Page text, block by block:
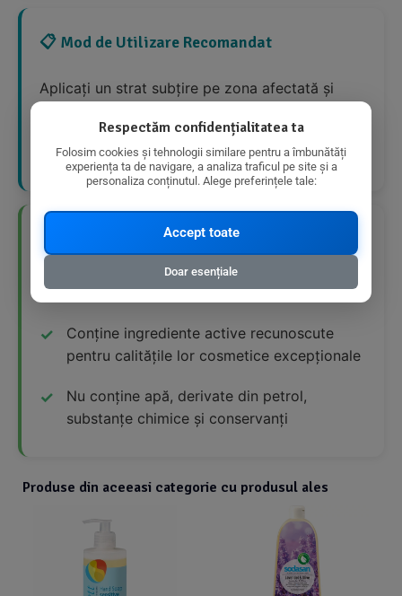
📋 Mod de Utilizare Recomandat
Aplicați un strat subțire pe zona afectată și
cu probleme până când condiția pielii se
îmbunătățește.
👍 Avantaje Nutriționale
Produs natural și certificat organic
Conține ingrediente active recunoscute
pentru calitățile lor cosmetice excepționale
Nu conține apă, derivate din petrol,
substanțe chimice și conservanți
Produse din aceeasi categorie cu produsul ales
Respectăm confidențialitatea ta
Folosim cookies și tehnologii similare pentru a îmbunătăți
experiența ta de navigare, a analiza traficul pe site și a
personaliza conținutul. Alege preferințele tale:
Accept toate
Doar esențiale